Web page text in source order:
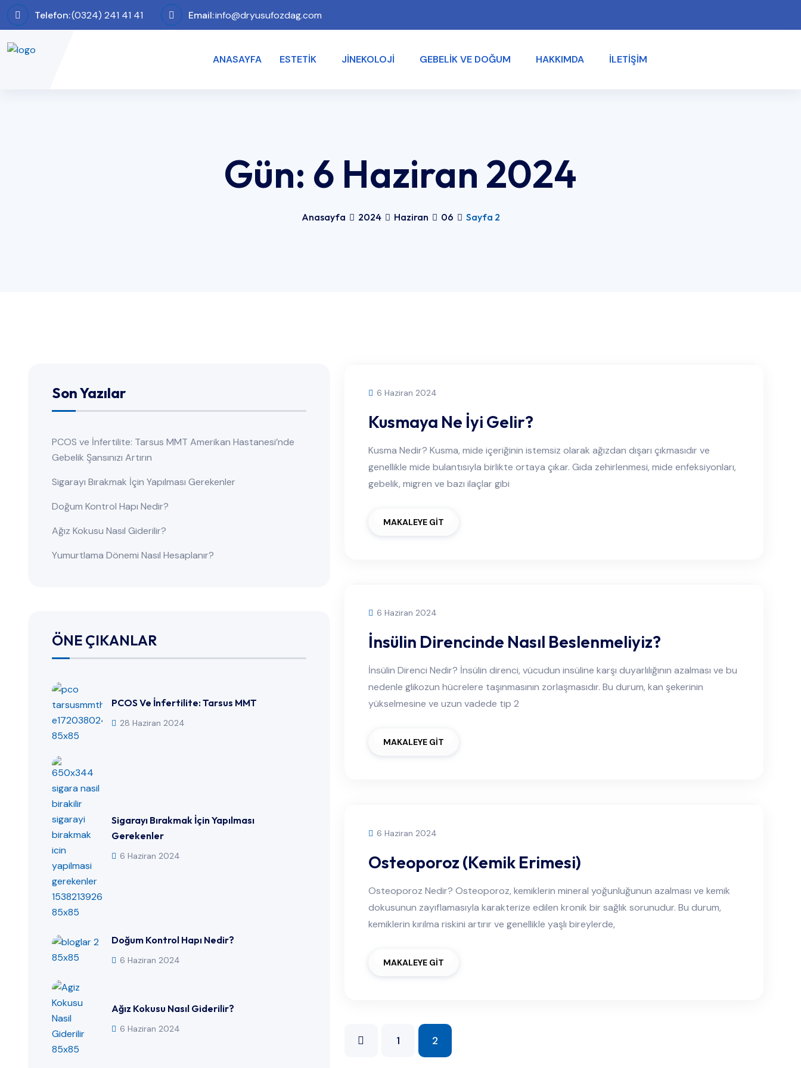
Telefon:(0324) 241 41 41 Email:info@dryusufozdag.com
ANASAYFA ESTETIK JINEKOLOJI GEBELIK VE DOĞUM HAKKIMDA İLETIŞIM
Gün: 6 Haziran 2024
Anasayfa 2024 Haziran 06 Sayfa 2
6 Haziran 2024
Kusmaya Ne İyi Gelir?
Kusma Nedir? Kusma, mide içeriğinin istemsiz olarak ağızdan dışarı çıkmasıdır ve
genellikle mide bulantısıyla birlikte ortaya çıkar. Gıda zehirlenmesi, mide enfeksiyonları,
gebelik, migren ve bazı ilaçlar gibi
MAKALEYE GİT
6 Haziran 2024
İnsülin Direncinde Nasıl Beslenmeliyiz?
İnsülin Direnci Nedir? İnsülin direnci, vücudun insüline karşı duyarlılığının azalması ve bu
nedenle glikozun hücrelere taşınmasının zorlaşmasıdır. Bu durum, kan şekerinin
yükselmesine ve uzun vadede tip 2
MAKALEYE GİT
6 Haziran 2024
Osteoporoz (Kemik Erimesi)
Osteoporoz Nedir? Osteoporoz, kemiklerin mineral yoğunluğunun azalması ve kemik
dokusunun zayıflamasıyla karakterize edilen kronik bir sağlık sorunudur. Bu durum,
kemiklerin kırılma riskini artırır ve genellikle yaşlı bireylerde,
MAKALEYE GİT
1 2
Son Yazılar
PCOS ve İnfertilite: Tarsus MMT Amerikan Hastanesi’nde
Gebelik Şansınızı Artırın
Sigarayı Bırakmak İçin Yapılması Gerekenler
Doğum Kontrol Hapı Nedir?
Ağız Kokusu Nasıl Giderilir?
Yumurtlama Dönemi Nasıl Hesaplanır?
ÖNE ÇIKANLAR
PCOS Ve İnfertilite: Tarsus MMT
28 Haziran 2024
Sigarayı Bırakmak İçin Yapılması
Gerekenler
6 Haziran 2024
Doğum Kontrol Hapı Nedir?
6 Haziran 2024
Ağız Kokusu Nasıl Giderilir?
6 Haziran 2024